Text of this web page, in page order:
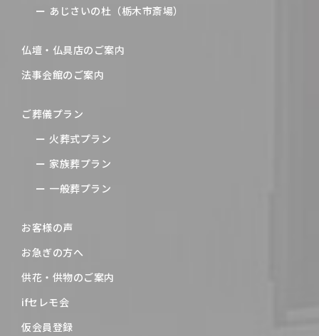
あじさいの杜（栃木市斎場）
仏壇・仏具店のご案内
法事会館のご案内
ご葬儀プラン
火葬式プラン
家族葬プラン
一般葬プラン
お客様の声
お急ぎの方へ
供花・供物のご案内
ifセレモ会
仮会員登録